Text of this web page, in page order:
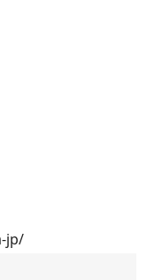
jp/